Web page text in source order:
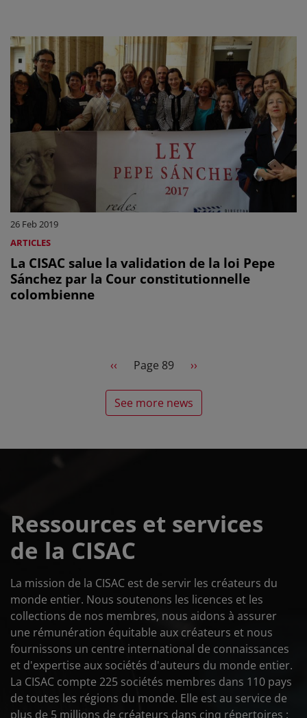
26 Feb 2019
ARTICLES
La CISAC salue la validation de la loi Pepe
Sánchez par la Cour constitutionnelle
colombienne
PaginationPrevious page
‹‹ Page 89 Next page
››
See more news
Ressources et services
de la CISAC
La mission de la CISAC est de servir les créateurs du
monde entier. Nous soutenons les licences et les
collections de nos membres, nous aidons à assurer
une rémunération équitable aux créateurs et nous
fournissons un centre international de connaissances
et d'expertise aux sociétés d'auteurs du monde entier.
La CISAC compte 225 sociétés membres dans 110 pays
de toutes les régions du monde. Elle est au service de
plus de 5 millions de créateurs dans cinq répertoires :